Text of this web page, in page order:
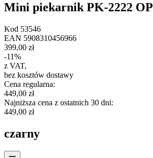
Mini piekarnik PK-2222
Kod 53546
EAN 5908310456966
399,00 zł
-11%
z VAT,
bez kosztów dostawy
Cena regularna:
449,00 zł
Najniższa cena z ostatnich 30 dni:
449,00 zł
czarny